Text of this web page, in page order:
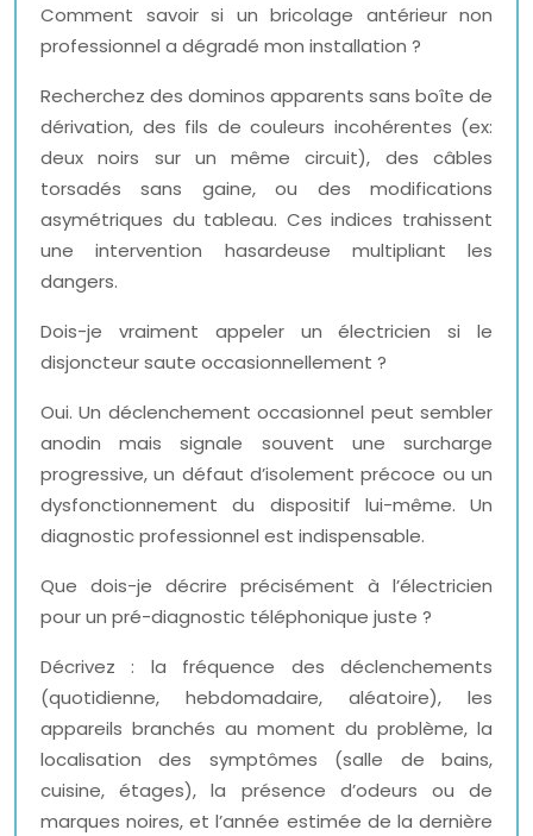
Comment savoir si un bricolage antérieur non
professionnel a dégradé mon installation ?
Recherchez des dominos apparents sans boîte de
dérivation, des fils de couleurs incohérentes (ex:
deux noirs sur un même circuit), des câbles
torsadés sans gaine, ou des modifications
asymétriques du tableau. Ces indices trahissent
une intervention hasardeuse multipliant les
dangers.
Dois-je vraiment appeler un électricien si le
disjoncteur saute occasionnellement ?
Oui. Un déclenchement occasionnel peut sembler
anodin mais signale souvent une surcharge
progressive, un défaut d’isolement précoce ou un
dysfonctionnement du dispositif lui-même. Un
diagnostic professionnel est indispensable.
Que dois-je décrire précisément à l’électricien
pour un pré-diagnostic téléphonique juste ?
Décrivez : la fréquence des déclenchements
(quotidienne, hebdomadaire, aléatoire), les
appareils branchés au moment du problème, la
localisation des symptômes (salle de bains,
cuisine, étages), la présence d’odeurs ou de
marques noires, et l’année estimée de la dernière